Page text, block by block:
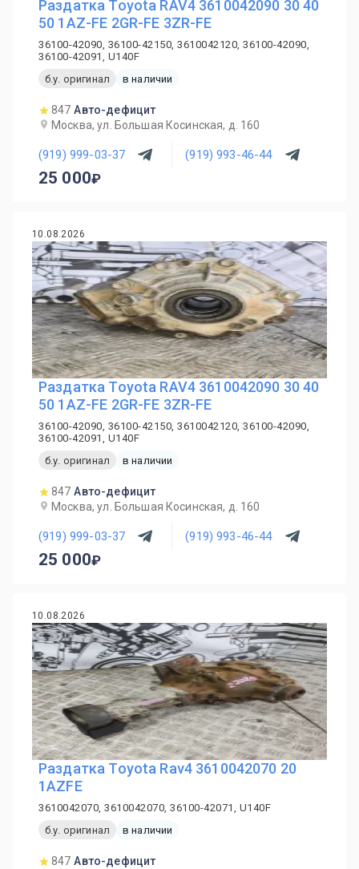
Раздатка Toyota RAV4 3610042090 30 40
50 1AZ-FE 2GR-FE 3ZR-FE
36100-42090, 36100-42150, 3610042120, 36100-42090,
36100-42091, U140F
б.у. оригинал
в наличии
847 Авто-дефицит
Москва, ул. Большая Косинская, д. 160
(919) 999-03-37 (919) 993-46-44
25 000
10.08.2026
Раздатка Toyota RAV4 3610042090 30 40
50 1AZ-FE 2GR-FE 3ZR-FE
36100-42090, 36100-42150, 3610042120, 36100-42090,
36100-42091, U140F
б.у. оригинал
в наличии
847 Авто-дефицит
Москва, ул. Большая Косинская, д. 160
(919) 999-03-37 (919) 993-46-44
25 000
10.08.2026
Раздатка Toyota Rav4 3610042070 20
1AZFE
3610042070, 3610042070, 36100-42071, U140F
б.у. оригинал
в наличии
847 Авто-дефицит